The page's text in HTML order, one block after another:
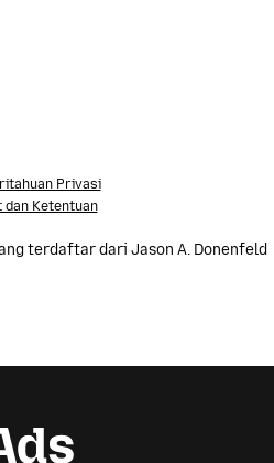
Privasi
dan Ketentuan
terdaftar dari Jason A. Donenfeld